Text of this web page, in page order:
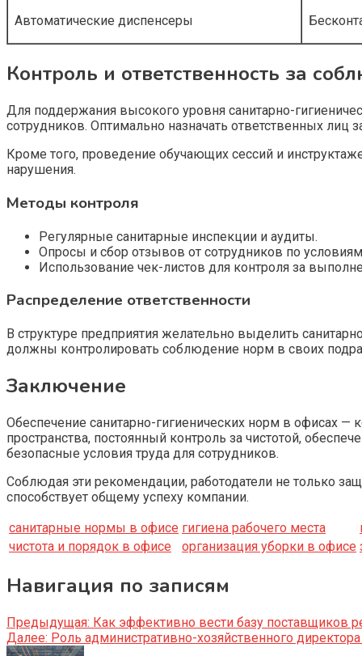
Автоматические диспенсеры
Контроль и ответственность за
Для поддержания высокого уровня санитарно-
сотрудников. Оптимально назначать ответственных
Кроме того, проведение обучающих сессий и
нарушения.
Методы контроля
Регулярные санитарные инспекции и аудиты.
Опросы и сбор отзывов от сотрудников по условиям
Использование чек-листов для контроля за
Распределение ответственности
В структуре предприятия желательно выделить
должны контролировать соблюдение норм в своих
Заключение
Обеспечение санитарно-гигиенических норм в офисах —
пространства, постоянный контроль за чистотой,
безопасные условия труда для сотрудников.
Соблюдая эти рекомендации, работодатели не только
способствует общему успеху компании.
санитарные нормы в офисе гигиена рабочего места
чистота и порядок в офисе
организация уборки в офисе
Навигация по записям
Предыдущая: Как эффективно вести базу поставщиков
Далее: Роль административно-хозяйственного